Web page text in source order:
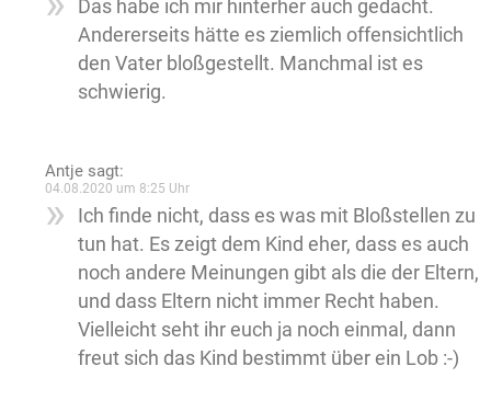
Das habe ich mir hinterher auch gedacht.
Andererseits hätte es ziemlich offensichtlich
den Vater bloßgestellt. Manchmal ist es
schwierig.
Antje sagt:
04.08.2020 um 8:25 Uhr
Ich finde nicht, dass es was mit Bloßstellen zu
tun hat. Es zeigt dem Kind eher, dass es auch
noch andere Meinungen gibt als die der Eltern,
und dass Eltern nicht immer Recht haben.
Vielleicht seht ihr euch ja noch einmal, dann
freut sich das Kind bestimmt über ein Lob :-)